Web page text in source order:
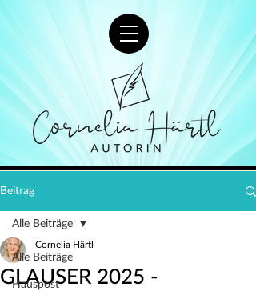
Beitrag
Alle Beiträge
Hauspost
Alle Beiträge
GLAUSER 2025 -
Cornelia Härtl